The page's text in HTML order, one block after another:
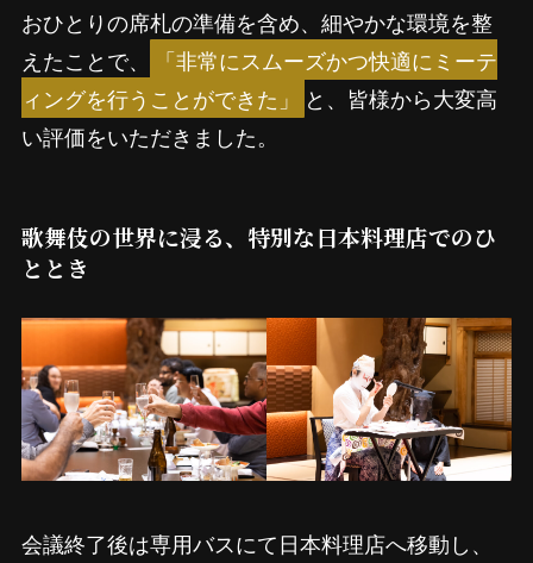
おひとりの席札の準備を含め、細やかな環境を整
えたことで、
「非常にスムーズかつ快適にミーテ
ィングを行うことができた」
と、皆様から大変高
い評価をいただきました。
歌舞伎の世界に浸る、特別な日本料理店でのひ
ととき
会議終了後は専用バスにて日本料理店へ移動し、